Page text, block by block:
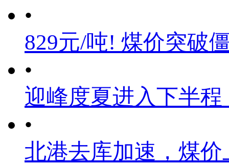
•
829元/吨! 煤价突破
•
迎峰度夏进入下半
•
北港去库加速，煤